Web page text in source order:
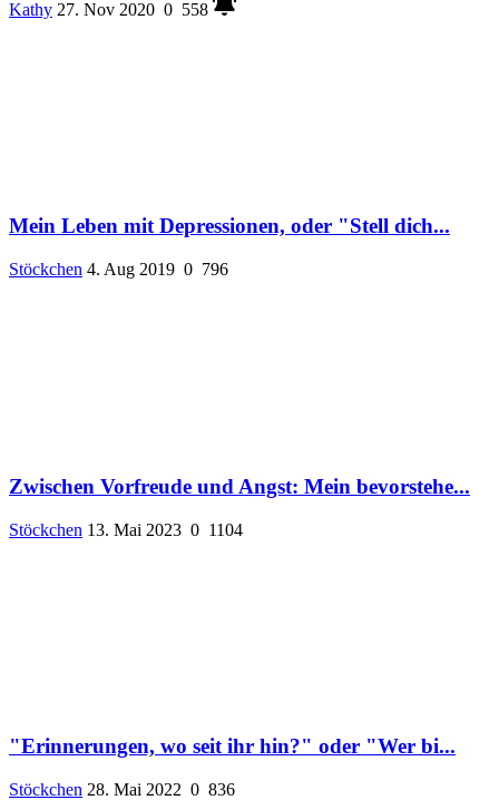
Kathy 27. Nov 2020 0 558
Mein Leben mit Depressionen, oder "Stell dich...
Stöckchen 4. Aug 2019 0 796
Zwischen Vorfreude und Angst: Mein bevorstehe...
Stöckchen 13. Mai 2023 0 1104
"Erinnerungen, wo seit ihr hin?" oder "Wer bi...
Stöckchen 28. Mai 2022 0 836